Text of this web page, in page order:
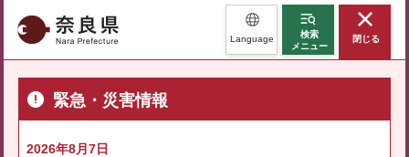
奈良県 Language
検索
メニュー
閉じる
緊急・災害情報
2026年8月7日